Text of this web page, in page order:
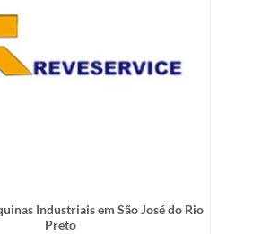
Industriais em São José do Rio
Preto